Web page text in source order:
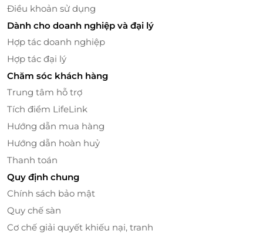
Được thành lập từ năm 1999 với tiền thân là một
rộng thành một trung tâm thể hình thể dục thẩm
mỹ và bơi lội có quy mô lớn chuyên nghiệp bậc nhất
Hà Nội.
Điều khoản sử dụng
Dành cho doanh nghiệp và đại lý
Hợp tác doanh nghiệp
Hợp tác đại lý
Chăm sóc khách hàng
Trung tâm hỗ trợ
Tích điểm LifeLink
Hướng dẫn mua hàng
Hướng dẫn hoàn huỷ
Thanh toán
Quy định chung
Chính sách bảo mật
Quy chế sàn
Cơ chế giải quyết khiếu nại, tranh